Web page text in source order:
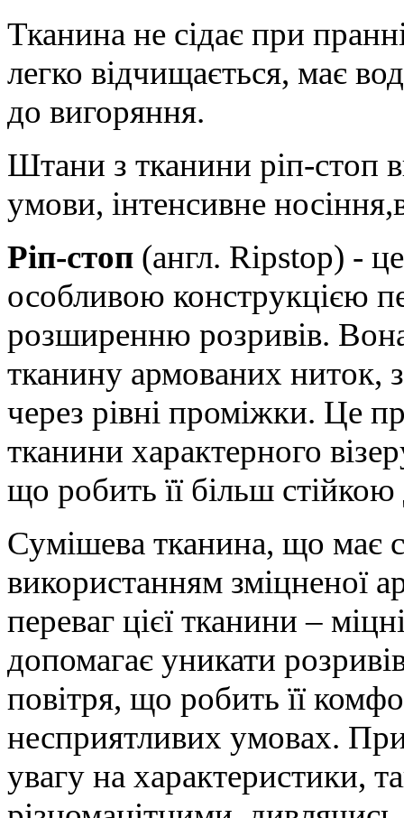
Тканина не сідає при
легко відчищається, має
до вигоряння.
Штани з тканини ріп-стоп
умови, інтенсивне
Ріп-стоп (англ. Ripstop) -
особливою конструкцією
розширенню розривів.
тканину армованих ниток,
через рівні проміжки. Це
тканини характерного
що робить її більш
Сумішева тканина, що має
використанням зміцненої
переваг цієї тканини –
допомагає уникати
повітря, що робить її
несприятливих умовах.
увагу на характеристики,